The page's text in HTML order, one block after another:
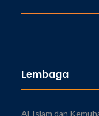
Lembaga
Al-Islam dan